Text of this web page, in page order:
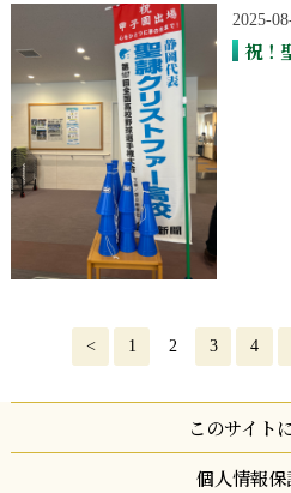
2025-
祝！
< 1 2 3 4
このサイト
個人情報